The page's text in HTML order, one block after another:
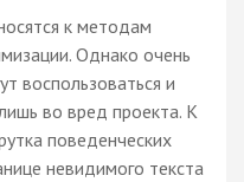
к методам
Однако очень
воспользоваться и
во вред проекта. К
поведенческих
невидимого текста